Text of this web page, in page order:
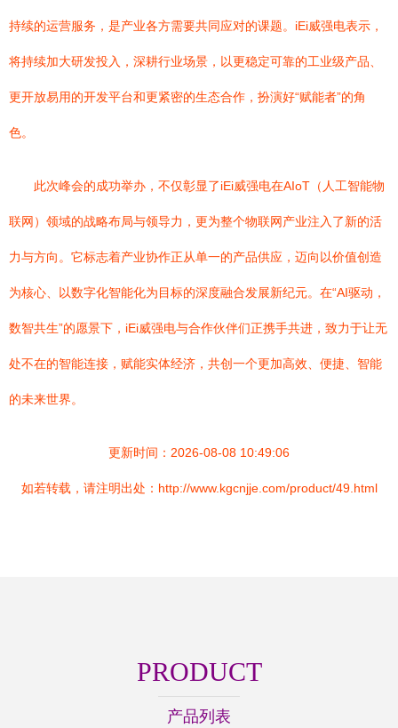
持续的运营服务，是产业各方需要共同应对的课题。iEi威强电表示，
将持续加大研发投入，深耕行业场景，以更稳定可靠的工业级产品、
更开放易用的开发平台和更紧密的生态合作，扮演好“赋能者”的角
色。
此次峰会的成功举办，不仅彰显了iEi威强电在AIoT（人工智能物
联网）领域的战略布局与领导力，更为整个物联网产业注入了新的活
力与方向。它标志着产业协作正从单一的产品供应，迈向以价值创造
为核心、以数字化智能化为目标的深度融合发展新纪元。在“AI驱动，
数智共生”的愿景下，iEi威强电与合作伙伴们正携手共进，致力于让无
处不在的智能连接，赋能实体经济，共创一个更加高效、便捷、智能
的未来世界。
更新时间：2026-08-08 10:49:06
如若转载，请注明出处：http://www.kgcnjje.com/product/49.html
PRODUCT
产品列表